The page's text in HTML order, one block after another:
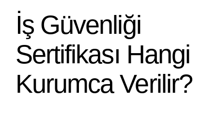
İş Güvenliği
Sertifikası Hangi
Kurumca Verilir?